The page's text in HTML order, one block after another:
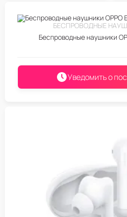
БЕСПРОВОДНЫЕ
Беспроводные наушники
Уведомить о